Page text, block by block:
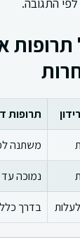
תרופות
משתנה
נמוכה
בדרך